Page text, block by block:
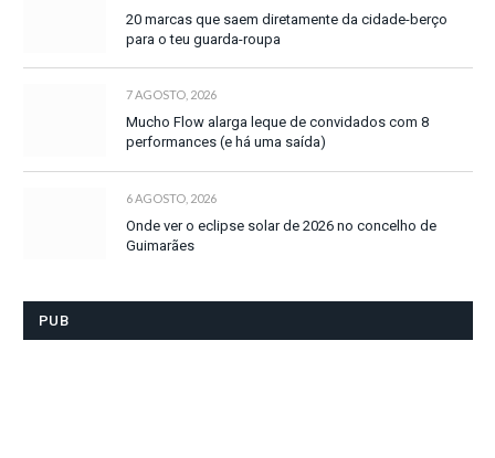
20 marcas que saem diretamente da cidade-berço
para o teu guarda-roupa
7 AGOSTO, 2026
Mucho Flow alarga leque de convidados com 8
performances (e há uma saída)
6 AGOSTO, 2026
Onde ver o eclipse solar de 2026 no concelho de
Guimarães
PUB